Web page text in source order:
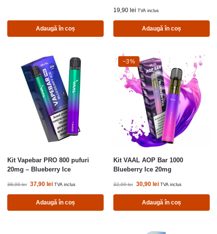
Adaugă în coș
19,90 lei TVA inclus
Adaugă în coș
Kit Vapebar PRO 800 pufuri
20mg – Blueberry Ice
38,00lei 37,90 lei TVA inclus
Adaugă în coș
-3%
−3%
Kit VAAL AOP Bar 1000
Blueberry Ice 20mg
32,00lei 30,90 lei TVA inclus
Adaugă în coș